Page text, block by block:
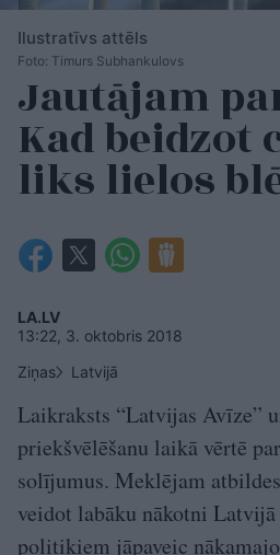
Ilustratīvs attēls
Foto: Timurs Subhankulovs
Jautājam
Kad beidzot
liks lielos
LA.LV
13:22, 3. oktobris 2018
Ziņas
Latvijā
Laikraksts “Latvijas Avīze”
priekšvēlēšanu laikā vērtē
solījumus. Meklējam
veidot labāku nākotni
politiķiem jāpaveic